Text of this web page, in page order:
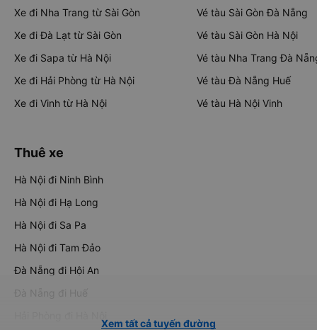
Xe đi Nha Trang từ Sài Gòn
Xe đi Đà Lạt từ Sài Gòn
Xe đi Sapa từ Hà Nội
Xe đi Hải Phòng từ Hà Nội
Xe đi Vinh từ Hà Nội
Vé tàu Sài Gòn Đà Nẵng
Vé tàu Sài Gòn Hà Nội
Vé tàu Nha Trang Đà
Vé tàu Đà Nẵng Huế
Vé tàu Hà Nội Vinh
Thuê xe
Hà Nội đi Ninh Bình
Hà Nội đi Hạ Long
Hà Nội đi Sa Pa
Hà Nội đi Tam Đảo
Đà Nẵng đi Hội An
Đà Nẵng đi Huế
Xem tất cả tuyến đường